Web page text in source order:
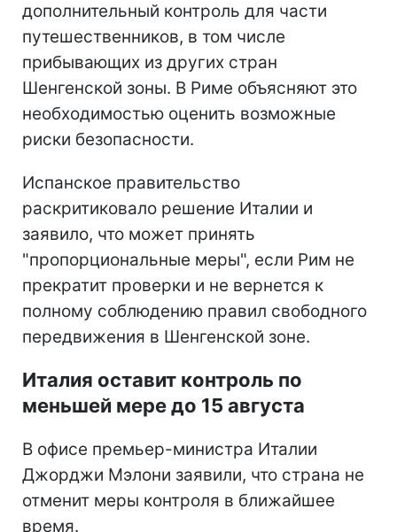
дополнительный контроль для части
путешественников, в том числе
прибывающих из других стран
Шенгенской зоны. В Риме объясняют это
необходимостью оценить возможные
риски безопасности.
Испанское правительство
раскритиковало решение Италии и
заявило, что может принять
"пропорциональные меры", если Рим не
прекратит проверки и не вернется к
полному соблюдению правил свободного
передвижения в Шенгенской зоне.
Италия оставит контроль по
меньшей мере до 15 августа
В офисе премьер-министра Италии
Джорджи Мэлони заявили, что страна не
отменит меры контроля в ближайшее
время.